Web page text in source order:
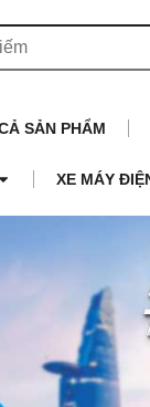
SẢN PHẨM
XE MÁY